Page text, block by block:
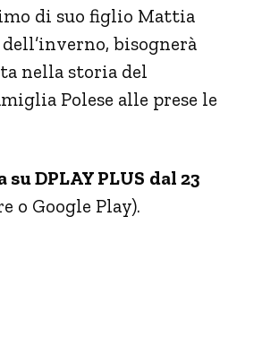
di suo figlio Mattia
bisognerà
nella storia del
Polese alle prese le
DPLAY PLUS dal 23
o Google Play).